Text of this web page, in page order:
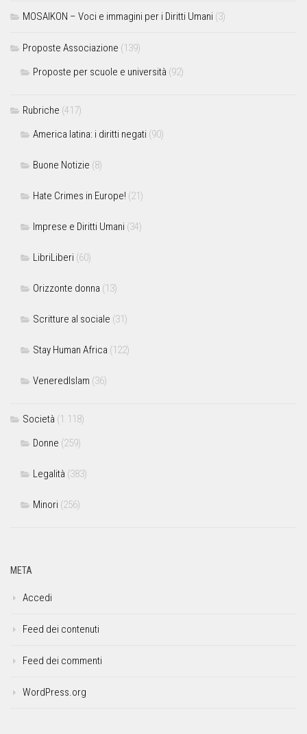
MOSAIKON – Voci e immagini per i Diritti Umani (3)
Proposte Associazione (139)
Proposte per scuole e università (92)
Rubriche (417)
America latina: i diritti negati (90)
Buone Notizie (8)
Hate Crimes in Europe! (21)
Imprese e Diritti Umani (34)
LibriLiberi (60)
Orizzonte donna (13)
Scritture al sociale (31)
Stay Human Africa (122)
VeneredIslam (36)
Società (1.118)
Donne (259)
Legalità (383)
Minori (256)
META
Accedi
Feed dei contenuti
Feed dei commenti
WordPress.org